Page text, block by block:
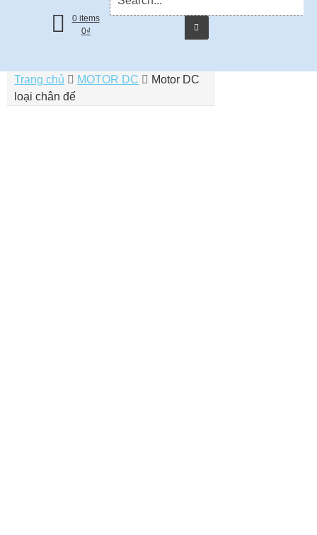
0 items
0₫
for:
Trang chủ MOTOR DC
Motor DC
loại chân đế